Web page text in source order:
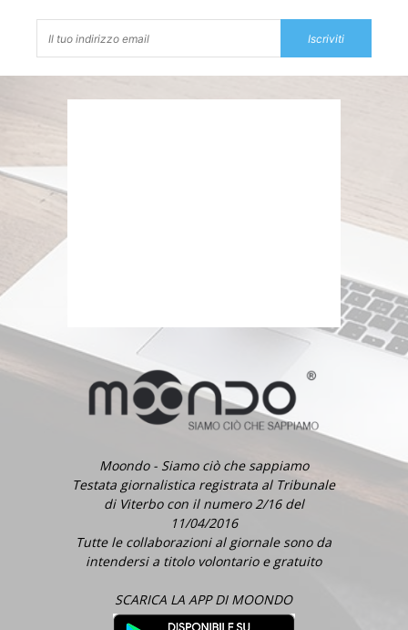
Iscriviti
Moondo - Siamo ciò che sappiamo
Testata giornalistica registrata al Tribunale
di Viterbo con il numero 2/16 del
11/04/2016
Tutte le collaborazioni al giornale sono da
intendersi a titolo volontario e gratuito
SCARICA LA APP DI MOONDO